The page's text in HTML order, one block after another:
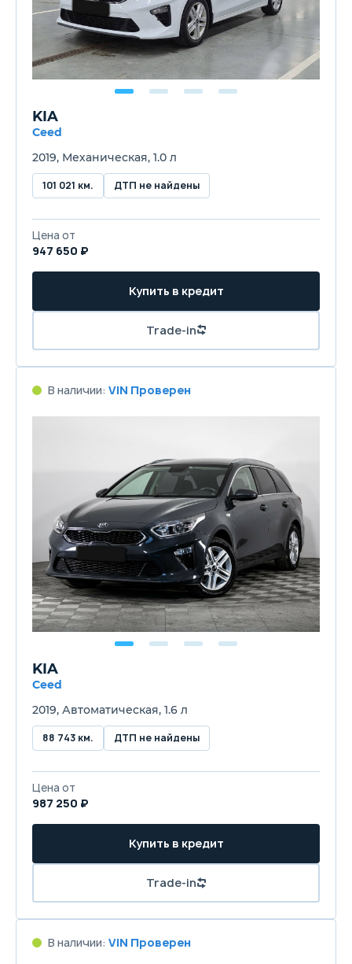
KIA
Ceed
2019, Механическая, 1.0 л
101 021 км. ДТП не найдены
Цена от
947 650 ₽
Купить в кредит
Trade-in
В наличии: VIN Проверен
KIA
Ceed
2019, Автоматическая, 1.6 л
88 743 км. ДТП не найдены
Цена от
987 250 ₽
Купить в кредит
Trade-in
В наличии: VIN Проверен